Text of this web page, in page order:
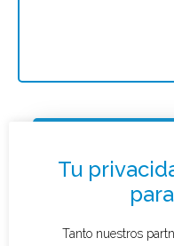
¿Qué tipo de